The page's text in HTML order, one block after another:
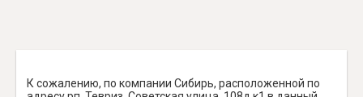
К сожалению, по компании Сибирь, расположенной по